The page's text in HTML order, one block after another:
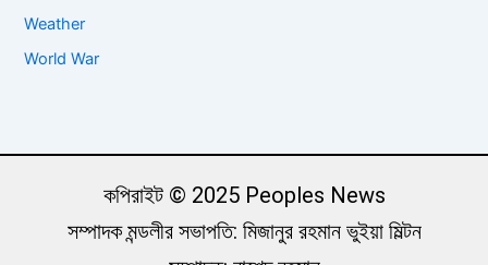
Weather
World War
কপিরাইট © 2025 Peoples News
সম্পাদক মন্ডলীর সভাপতি: মিজানুর রহমান ভুইয়া মিল্টন